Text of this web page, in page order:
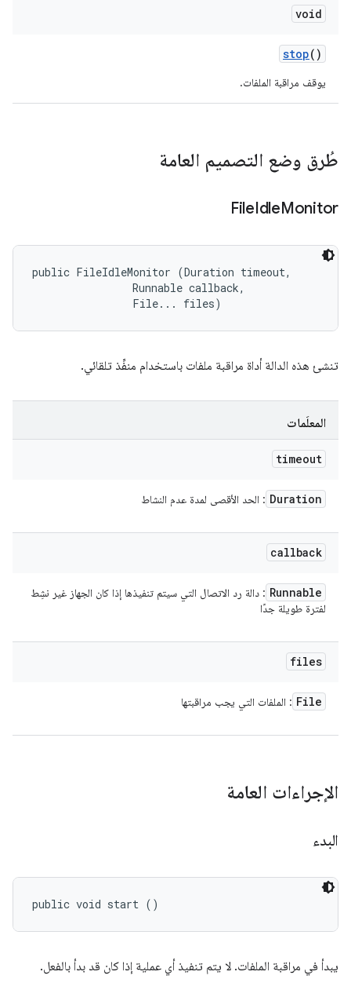
void
stop()
يوقف مراقبة الملفات.
طُرق وضع التصميم العامة
FileIdleMonitor
public FileIdleMonitor (Duration timeout,
                Runnable callback,
                File... files)
تنشئ هذه الدالة أداة مراقبة ملفات باستخدام منفِّذ تلقائي.
المعلَمات
timeout
Duration : الحد الأقصى لمدة عدم النشاط
callback
Runnable : دالة رد الاتصال التي سيتم تنفيذها إذا كان الجهاز غير نشِط
لفترة طويلة جدًا
files
File : الملفات التي يجب مراقبتها
الإجراءات العامة
البدء
public void start ()
يبدأ في مراقبة الملفات. لا يتم تنفيذ أي عملية إذا كان قد بدأ بالفعل.